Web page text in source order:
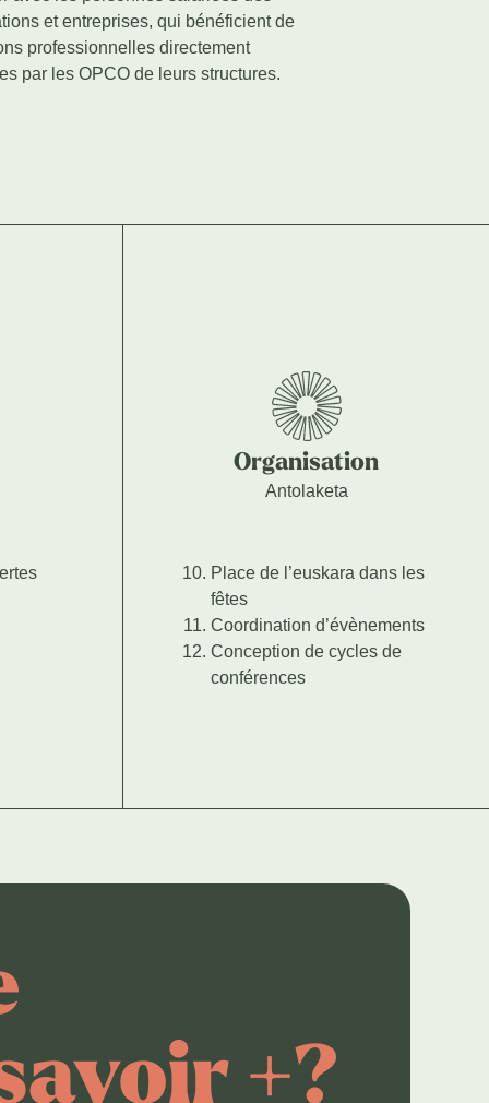
et entreprises, qui bénéficient de
professionnelles directement
par les OPCO de leurs structures.
Organisation
Antolaketa
Place de l’euskara dans les
fêtes
Coordination d’évènements
Conception de cycles de
conférences
+?